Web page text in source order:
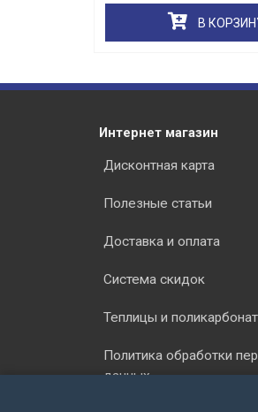
В
Интернет магазин
Дисконтная карта
Полезные статьи
Доставка и оплата
Система скидок
Теплицы и поликарбонат
Политика обработки
данных